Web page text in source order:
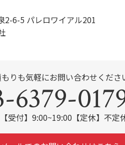
2-6-5 パレロワイアル201
りも気軽にお問い合わせくださ
6379-
【受付】9:00~19:00【定休】不定